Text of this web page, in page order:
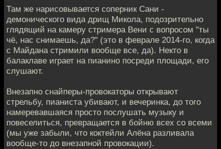
Там же нарисовывается соперник Сани -
демонического вида дрищ Микола, подозрительно
глядящий на камеру стримера Вени с вопросом "ты
чё, нас снимаешь, да?" (это в феврале 2014-го, когда
с Майдана стримили вообще все, да). Некто в
балаклаве играет на пианино посреди площади, его
слушают.
Внезапно снайперы-провокаторы открывают
стрельбу, пианиста убивают, и вечеринка, до того
намеревавшаяся просто послушать музыку и
повеселиться, превращается в бойню всех со всеми
(мы уже забыли, что коктейли Алёна разливала
вообще-то до внезапной провокации).